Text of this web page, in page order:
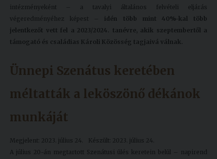
intézményeként – a tavalyi általános felvételi eljárás
végeredményéhez képest – idén több mint 40%-kal több
jelentkezőt vett fel a 2023/2024. tanévre, akik szeptembertől a
támogató és családias Károli Közösség tagjaivá válnak.
Ünnepi Szenátus keretében
méltatták a leköszönő dékánok
munkáját
Megjelent: 2023. július 24.
Készült: 2023. július 24.
A július 20-án megtartott Szenátusi ülés keretein belül – napirend